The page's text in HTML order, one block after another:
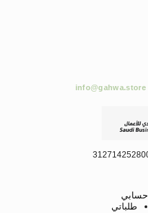
info@gahwa.store
حسابي
طلباتي